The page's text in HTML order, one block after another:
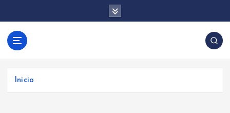
Desarrollo de
Backend con
Inicio